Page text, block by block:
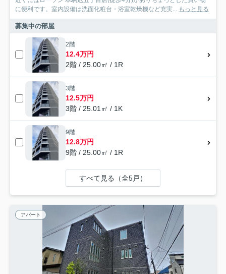
に便利です。室内設備は洗面化粧台・浴室乾燥機など充実...
もっと見る
募集中の部屋
2階
12.4万円
2階 / 25.00㎡ / 1R
3階
12.5万円
3階 / 25.01㎡ / 1K
9階
12.8万円
9階 / 25.00㎡ / 1R
すべて見る（全5戸）
アパート